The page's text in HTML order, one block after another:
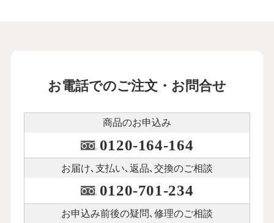
お電話でのご注文・お問合せ
商品のお申込み
0120-164-164
お届け､支払い､ 返品､交換のご相談
0120-701-234
お申込み前後の疑問､修理のご相談